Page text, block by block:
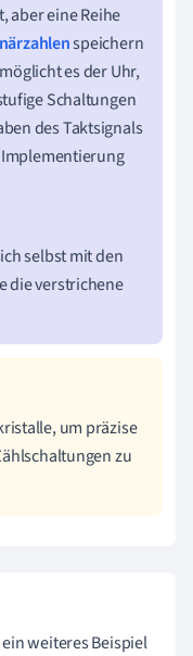
aber eine Reihe
speichern
es der Uhr,
Schaltungen
des Taktsignals
selbst mit den
die verstrichene
um präzise
zu
weiteres Beispiel